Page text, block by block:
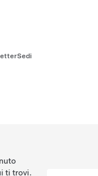
Sedi
ti trovi.